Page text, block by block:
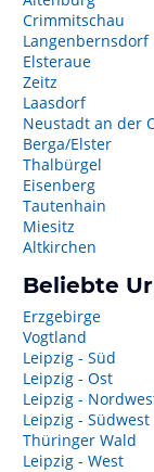
Crimmitschau
Langenbernsdorf
Elsteraue
Zeitz
Laasdorf
Neustadt an der
Berga/Elster
Thalbürgel
Eisenberg
Tautenhain
Miesitz
Altkirchen
Beliebte
Erzgebirge
Vogtland
Leipzig - Süd
Leipzig - Ost
Leipzig -
Leipzig - Südwest
Thüringer Wald
Leipzig - West